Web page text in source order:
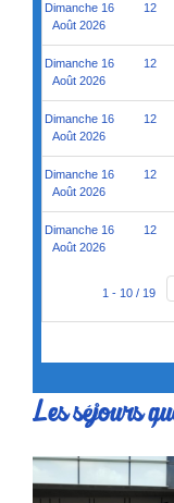
Dimanche 16
Août 2026
12
Dimanche 16
Août 2026
12
Dimanche 16
Août 2026
12
Dimanche 16
Août 2026
12
Dimanche 16
Août 2026
12
1 - 10 / 19
Les séjours